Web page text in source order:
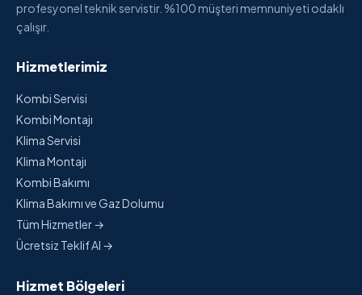
profesyonel teknik servistir. %100 müşteri memnuniyeti odaklı
çalışır.
Hizmetlerimiz
Kombi Servisi
Kombi Montajı
Klima Servisi
Klima Montajı
Kombi Bakımı
Klima Bakımı ve Gaz Dolumu
Tüm Hizmetler →
Ücretsiz Teklif Al →
Hizmet Bölgeleri